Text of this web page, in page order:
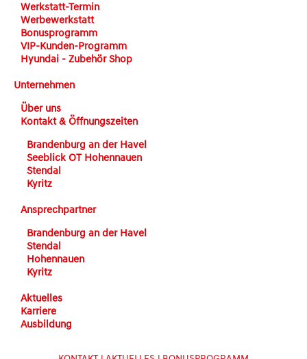
Werkstatt-Termin
Werbewerkstatt
Bonusprogramm
VIP-Kunden-Programm
Hyundai - Zubehör Shop
Unternehmen
Über uns
Kontakt & Öffnungszeiten
Brandenburg an der Havel
Seeblick OT Hohennauen
Stendal
Kyritz
Ansprechpartner
Brandenburg an der Havel
Stendal
Hohennauen
Kyritz
Aktuelles
Karriere
Ausbildung